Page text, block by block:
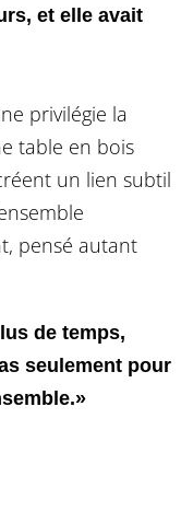
et elle avait
privilégie la
table en bois
un lien subtil
pensé autant
de temps,
seulement pour